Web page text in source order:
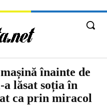
înainte de
lăsat soția în
ca prin miracol